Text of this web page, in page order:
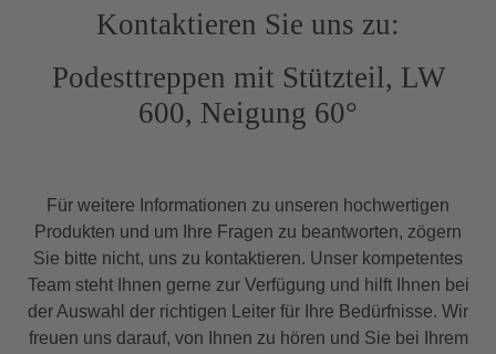
35° – 55° entsprechen der DGUV 101-002
„Treppen bei Bauarbeiten“ DIN EN ISO 14122
14122/DIN EN 131
Kontaktieren Sie uns zu:
Podesttreppen mit Stützteil, LW
600, Neigung 60°
Für weitere Informationen zu unseren hochwertigen
Produkten und um Ihre Fragen zu beantworten, zögern
Sie bitte nicht, uns zu kontaktieren. Unser kompetentes
Team steht Ihnen gerne zur Verfügung und hilft Ihnen bei
der Auswahl der richtigen Leiter für Ihre Bedürfnisse. Wir
freuen uns darauf, von Ihnen zu hören und Sie bei Ihrem